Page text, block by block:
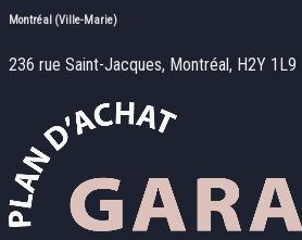
Montréal (Ville-Marie)
236 rue Saint-Jacques, Montréal, H2Y 1L9